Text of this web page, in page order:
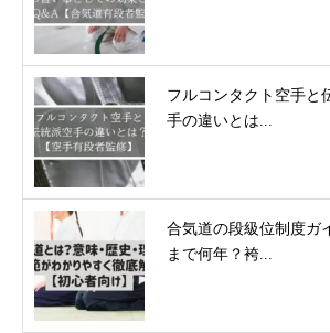
フルコンタクト空手と
手の違いとは...
合気道の段級位制度ガ
まで何年？袴...